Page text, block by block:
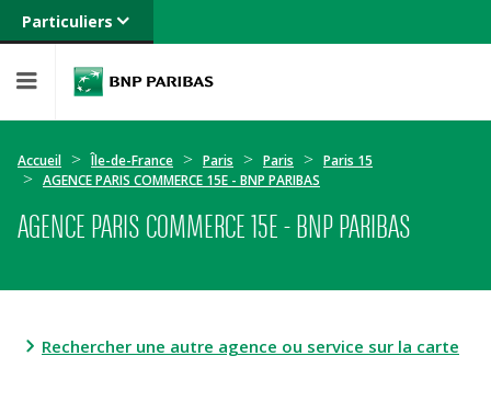
Particuliers
Banque privée
Entreprises
Accueil Île-de-France Paris Paris
Paris 15
AGENCE PARIS COMMERCE 15E - BNP PARIBAS
AGENCE PARIS COMMERCE 15E - BNP PARIBAS
Rechercher une autre agence ou service sur la carte